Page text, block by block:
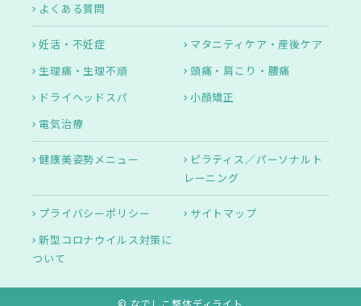
よくある質問
妊活・不妊症
マタニティケア・産後ケア
生理痛・生理不順
頭痛・肩こり・腰痛
ドライヘッドスパ
小顔矯正
電気治療
健康美姿勢メニュー
ピラティス／パーソナルト
レーニング
プライバシーポリシー
サイトマップ
新型コロナウイルス対策に
ついて